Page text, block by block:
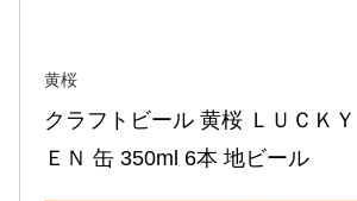
黄桜
クラフトビール 黄桜 ＬＵＣＫ
ＥＮ 缶 350ml 6本 地ビール